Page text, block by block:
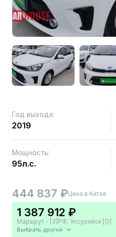
Год выхода:
2019
Мощность:
95л.с.
444 837 ₽Цена в Китае
1 387 912 ₽
Маршрут - [3]РФ, Уссурийск [О]
Выбрать другой